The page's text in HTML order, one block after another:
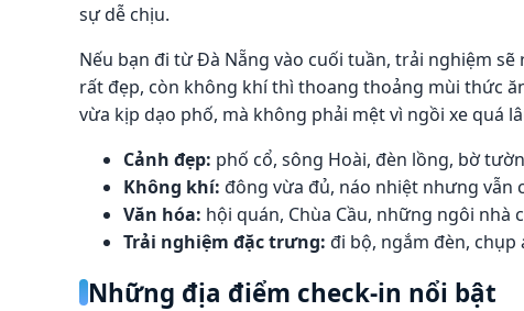
sự dễ chịu.
Nếu bạn đi từ Đà Nẵng vào cuối tuần, trải nghiệm
rất đẹp, còn không khí thì thoang thoảng mùi thức
vừa kịp dạo phố, mà không phải mệt vì ngồi xe quá
Cảnh đẹp: phố cổ, sông Hoài, đèn lồng, bờ
Không khí: đông vừa đủ, náo nhiệt nhưng vẫn
Văn hóa: hội quán, Chùa Cầu, những ngôi nhà
Trải nghiệm đặc trưng: đi bộ, ngắm đèn,
Những địa điểm check-in nổi bật